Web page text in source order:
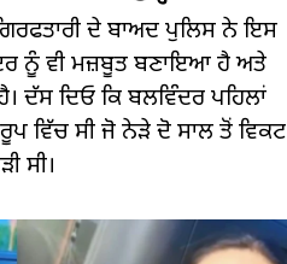
ਦੇ ਬਾਅਦ ਪੁਲਿਸ ਨੇ ਇਸ
ਨੂੰ ਵੀ ਮਜ਼ਬੂਤ ​​​​ਬਣਾਇਆ ਹੈ ਅਤੇ
ਦੱਸ ਦਿਓ ਕਿ ਬਲਵਿੰਦਰ ਪਹਿਲਾਂ
ਵਿੱਚ ਸੀ ਜੋ ਨੇੜੇ ਦੋ ਸਾਲ ਤੋਂ ਵਿਕਟ
ਸੀ।